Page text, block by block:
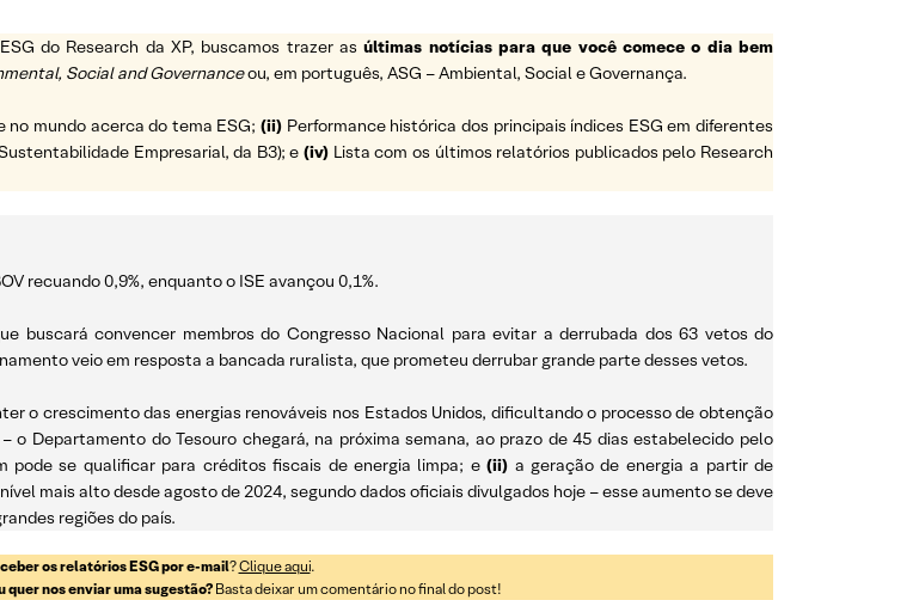
do Research da XP, buscamos trazer asúltimas notícias para que você comece o dia bem
Social and Governanceou, em português, ASG – Ambiental, Social e Governança.
no mundo acerca do tema ESG;(ii) Performance histórica dos principais índices ESG em diferentes
Empresarial, da B3); e (iv) Lista com os últimos relatórios publicados pelo Research
recuando 0,9%, enquanto o ISE avançou 0,1%.
buscará convencer membros do Congresso Nacional para evitar a derrubada dos 63 vetos do
veio em resposta a bancada ruralista, que prometeu derrubar grande parte desses vetos.
o crescimento das energias renováveis nos Estados Unidos, dificultando o processo de obtenção
o Departamento do Tesouro chegará, na próxima semana, ao prazo de 45 dias estabelecido pelo
pode se qualificar para créditos fiscais de energia limpa; e(ii) a geração de energia a partir de
mais alto desde agosto de 2024, segundo dados oficiais divulgados hoje – esse aumento se deve
regiões do país.
os relatórios ESG por e-mail?Clique aqui.
nos enviar uma sugestão? Basta deixar um comentário no final do post!